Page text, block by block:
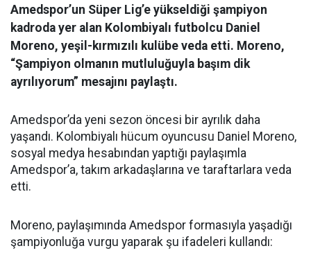
Amedspor’un Süper Lig’e yükseldiği şampiyon
kadroda yer alan Kolombiyalı futbolcu Daniel
Moreno, yeşil-kırmızılı kulübe veda etti. Moreno,
“Şampiyon olmanın mutluluğuyla başım dik
ayrılıyorum” mesajını paylaştı.
Amedspor’da yeni sezon öncesi bir ayrılık daha
yaşandı. Kolombiyalı hücum oyuncusu Daniel Moreno,
sosyal medya hesabından yaptığı paylaşımla
Amedspor’a, takım arkadaşlarına ve taraftarlara veda
etti.
Moreno, paylaşımında Amedspor formasıyla yaşadığı
şampiyonluğa vurgu yaparak şu ifadeleri kullandı: